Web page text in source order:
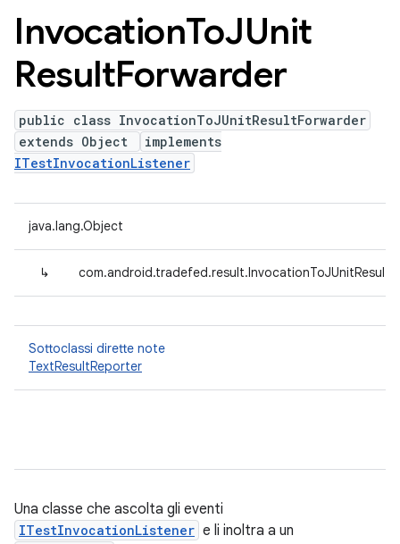
InvocationToJUnit
ResultForwarder
public class InvocationToJUnitResultForwarder
extends Object
implements
ITestInvocationListener
java.lang.Object
↳
Sottoclassi dirette note
TextResultReporter
Una classe che ascolta gli eventi
ITestInvocationListener e li inoltra a un